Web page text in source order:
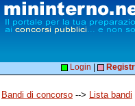
Login
Bandi di concorso --> Lista bandi